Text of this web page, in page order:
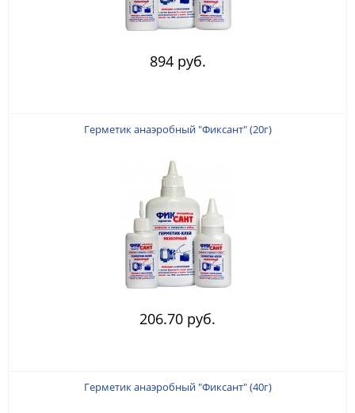
894 руб.
Герметик анаэробный "Фиксант" (20г)
206.70 руб.
Герметик анаэробный "Фиксант" (40г)